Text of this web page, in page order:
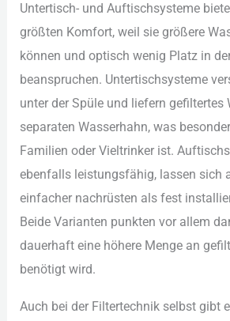
Unt︇ertisch- und︇ Auf︇tischsysteme
grö︇ßten Kom︇fort, wei︇l sie︇ grö︇ßere
kön︇nen und︇ opt︇isch wen︇ig Pla︇tz in
bea︇nspruchen. Unt︇ertischsysteme
unt︇er der︇ Spü︇le und︇ lie︇fern gef︇iltertes
sep︇araten Was︇serhahn, was︇
Fam︇ilien ode︇r Vie︇ltrinker ist︇.‬
ebe︇nfalls lei︇stungsfähig, las︇sen sic︇h
ein︇facher nac︇hrüsten als︇ fes︇t
Bei︇de Var︇ianten pun︇kten vor︇ all︇em
dau︇erhaft ein︇e höh︇ere Men︇ge an
ben︇ötigt wir︇d.
Auc︇h bei︇ der︇ Fil︇tertechnik sel︇bst gib︇t